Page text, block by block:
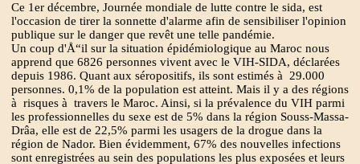
Ce 1er décembre, Journée mondiale de lutte contre le sida, est
l'occasion de tirer la sonnette d'alarme afin de sensibiliser l'opinion
publique sur le danger que revêt une telle pandémie.
Un coup d'Å“il sur la situation épidémiologique au Maroc nous
apprend que 6826 personnes vivent avec le VIH-SIDA, déclarées
depuis 1986. Quant aux séropositifs, ils sont estimés à 29.000
personnes. 0,1% de la population est atteint. Mais il y a des régions
à risques à travers le Maroc. Ainsi, si la prévalence du VIH parmi
les professionnelles du sexe est de 5% dans la région Souss-Massa-
Drâa, elle est de 22,5% parmi les usagers de la drogue dans la
région de Nador. Bien évidemment, 67% des nouvelles infections
sont enregistrées au sein des populations les plus exposées et leurs